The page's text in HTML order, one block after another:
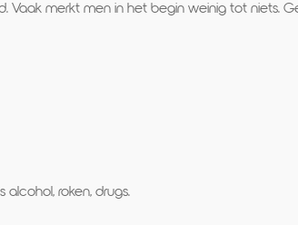
Vaak merkt men in het begin weinig tot niets.
alcohol, roken, drugs.